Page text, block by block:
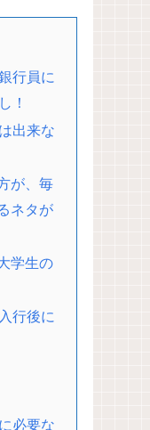
行員に
！
出来な
が、毎
ネタが
学生の
行後に
必要な